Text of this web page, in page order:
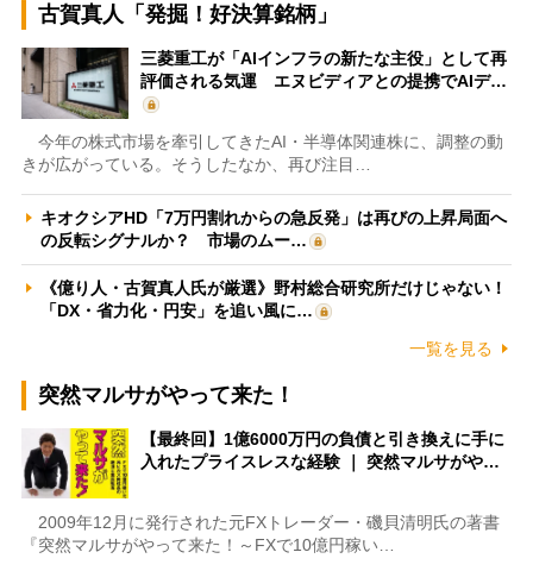
古賀真人「発掘！好決算銘柄」
三菱重工が「AIインフラの新たな主役」として再
評価される気運 エヌビディアとの提携でAIデ…
今年の株式市場を牽引してきたAI・半導体関連株に、調整の動
きが広がっている。そうしたなか、再び注目…
キオクシアHD「7万円割れからの急反発」は再びの上昇局面へ
の反転シグナルか？ 市場のムー…
《億り人・古賀真人氏が厳選》野村総合研究所だけじゃない！
「DX・省力化・円安」を追い風に…
一覧を見る
突然マルサがやって来た！
【最終回】1億6000万円の負債と引き換えに手に
入れたプライスレスな経験 ｜ 突然マルサがや…
2009年12月に発行された元FXトレーダー・磯貝清明氏の著書
『突然マルサがやって来た！～FXで10億円稼い…